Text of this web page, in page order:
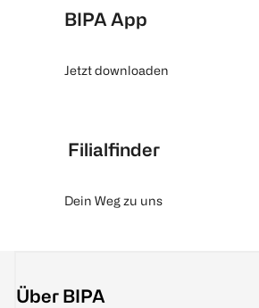
BIPA App
Jetzt downloaden
Filialfinder
Dein Weg zu uns
Über BIPA